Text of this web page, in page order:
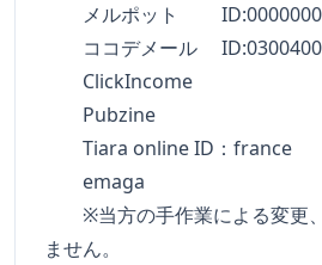
メルポット
ココデメール
ClickIncome
Pubzine
Tiara online ID：france
emaga
※当方の手作業による変更、
ません。